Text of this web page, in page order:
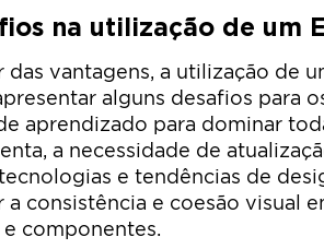
na utilização de um
das vantagens, a utilização de
alguns desafios para
aprendizado para dominar
a necessidade de
e tendências de
a consistência e coesão visual
componentes.